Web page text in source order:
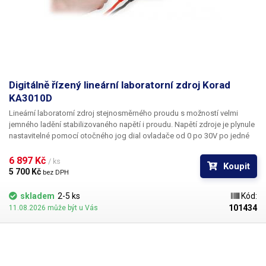
Napětí
Váha balení [kg]: 14.8 kg
Digitálně řízený lineární laboratorní zdroj Korad
KA3010D
Lineární laboratorní zdroj stejnosměrného proudu s možností velmi
jemného ladění stabilizovaného napětí i proudu. Napětí zdroje je plynule
nastavitelné pomocí otočného jog dial ovladače od 0 po 30V po jedné
omezení proudu resp. proud v režimu konstantního proudu. Jelikož je
řízení zdroje plně digitální, je nabízena i funkce uložení zvolených veličin
6 897 Kč / ks
5 700 Kč bez DPH
Koupit
skladem 2-5 ks
11.08.2026 může být u Vás
Kód:
101434